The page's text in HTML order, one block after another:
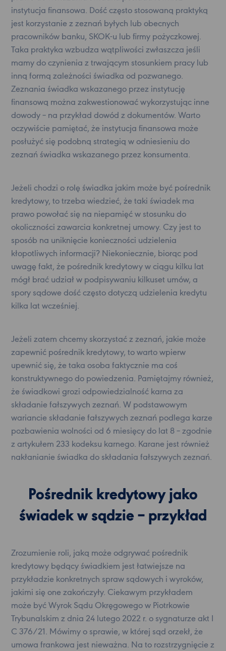
instytucja finansowa. Dość często stosowaną praktyką
jest korzystanie z zeznań byłych lub obecnych
pracowników banku, SKOK-u lub firmy pożyczkowej.
Taka praktyka wzbudza wątpliwości zwłaszcza jeśli
mamy do czynienia z trwającym stosunkiem pracy lub
inną formą zależności świadka od pozwanego.
Zeznania świadka wskazanego przez instytucję
finansową można zakwestionować wykorzystując inne
dowody – na przykład dowód z dokumentów. Warto
oczywiście pamiętać, że instytucja finansowa może
posłużyć się podobną strategią w odniesieniu do
zeznań świadka wskazanego przez konsumenta.
Jeżeli chodzi o rolę świadka jakim może być pośrednik
kredytowy, to trzeba wiedzieć, że taki świadek ma
prawo powołać się na niepamięć w stosunku do
okoliczności zawarcia konkretnej umowy. Czy jest to
sposób na uniknięcie konieczności udzielenia
kłopotliwych informacji? Niekoniecznie, biorąc pod
uwagę fakt, że pośrednik kredytowy w ciągu kilku lat
mógł brać udział w podpisywaniu kilkuset umów, a
spory sądowe dość często dotyczą udzielenia kredytu
kilka lat wcześniej.
Jeżeli zatem chcemy skorzystać z zeznań, jakie może
zapewnić pośrednik kredytowy, to warto wpierw
upewnić się, że taka osoba faktycznie ma coś
konstruktywnego do powiedzenia. Pamiętajmy również,
że świadkowi grozi odpowiedzialność karna za
składanie fałszywych zeznań. W podstawowym
wariancie składanie fałszywych zeznań podlega karze
pozbawienia wolności od 6 miesięcy do lat 8 – zgodnie
z artykułem 233 kodeksu karnego. Karane jest również
nakłanianie świadka do składania fałszywych zeznań.
Pośrednik kredytowy jako
świadek w sądzie – przykład
Zrozumienie roli, jaką może odgrywać pośrednik
kredytowy będący świadkiem jest łatwiejsze na
przykładzie konkretnych spraw sądowych i wyroków,
jakimi się one zakończyły. Ciekawym przykładem
może być Wyrok Sądu Okręgowego w Piotrkowie
Trybunalskim z dnia 24 lutego 2022 r. o sygnaturze akt I
C 376/21. Mówimy o sprawie, w której sąd orzekł, że
umowa frankowa jest nieważna. Na to rozstrzygnięcie z